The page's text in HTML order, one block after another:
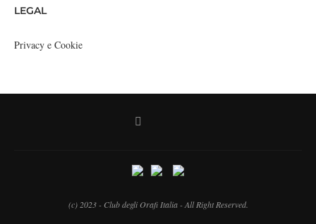
LEGAL
Privacy e Cookie
(c) 2023 - Club degli Orafi Italia - All Right Reserved.